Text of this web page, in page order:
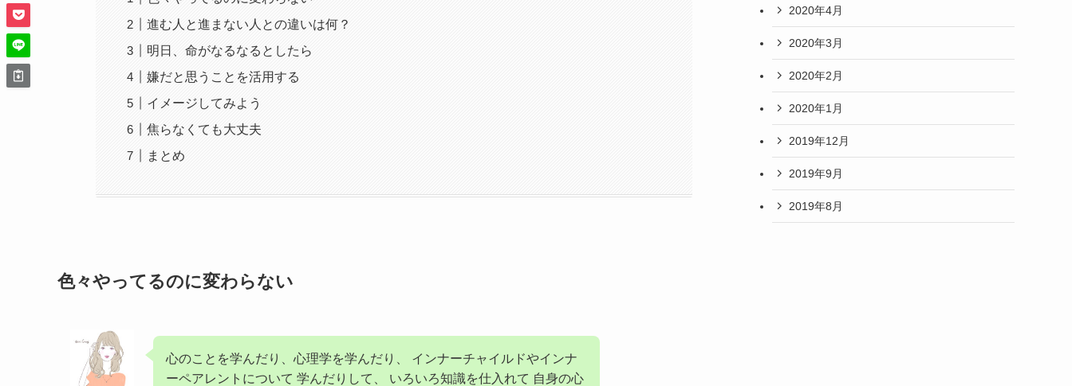
進む人と進まない人との違いは何？
明日、命がなるなるとしたら
嫌だと思うことを活用する
イメージしてみよう
焦らなくても大丈夫
まとめ
色々やってるのに変わらない
心のことを学んだり、心理学を学んだり、 インナーチャイルドやインナ
ーペアレントについて 学んだりして、 いろいろ知識を仕入れて 自身の心
2020年4月
2020年3月
2020年2月
2020年1月
2019年12月
2019年9月
2019年8月